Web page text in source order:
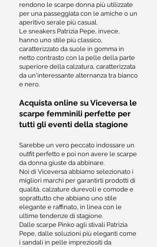
rendono le scarpe donna più utilizzate
per una passeggiata con le amiche o un
aperitivo serale più casual.
Le sneakers Patrizia Pepe, invece,
hanno uno stile più classico,
caratterizzato da suole in gomma in
netto contrasto con la pelle della parte
superiore della calzatura, caratterizzata
da un'interessante alternanza tra bianco
e nero.
Acquista online su Viceversa le
scarpe femminili perfette per
tutti gli eventi della stagione
Sarebbe un vero peccato indossare un
outfit perfetto e poi non avere le scarpe
da donna giuste da abbinare.
Noi di Viceversa abbiamo selezionato i
migliori marchi per garantirti prodotti di
qualità, calzature durevoli e comode e
soprattutto che abbiano uno stile
elegante e raffinato, in linea con le
ultime tendenze di stagione.
Dalle scarpe Pinko agli stivali Patrizia
Pepe, dalle soluzioni più eleganti come
i sandali in pelle impreziositi da